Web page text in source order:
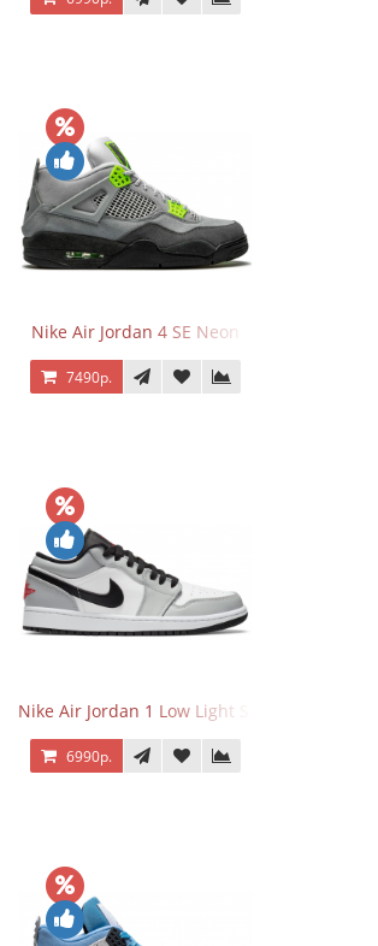
Nike Air Jordan 4 SE Neon
7490р.
Nike Air Jordan 1 Low Light Smoke Grey
6990р.